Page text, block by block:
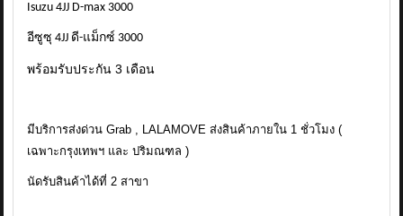
Isuzu 4JJ D-max 3000
อีซูซุ 4JJ ดี-แม็กซ์ 3000
พร้อมรับประกัน 3 เดือน
มีบริการส่งด่วน Grab , LALAMOVE ส่งสินค้าภายใน 1 ชั่วโมง (
เฉพาะกรุงเทพฯ และ ปริมณฑล )
นัดรับสินค้าได้ที่ 2 สาขา